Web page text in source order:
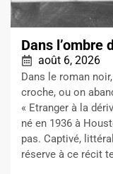
Dans l’ombre
août 6, 2026
Dans le roman
croche, ou on
« Etranger à la
né en 1936 à
pas. Captivé,
réserve à ce récit